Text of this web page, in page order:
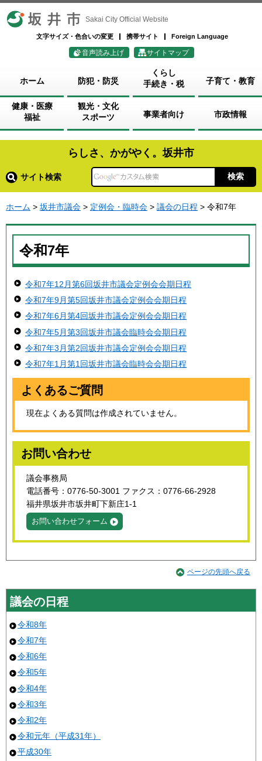
坂井市 Sakai City Official Website
文字サイズ・色合いの変更 携帯サイト Foreign Language
音声読み上げ サイトマップ
ホーム 防犯・防災
くらし
手続き・税
子育て・教育
健康・医療
福祉
観光・文化
スポーツ
事業者向け 市政情報
らしさ、かがやく。坂井市
サイト検索
ホーム > 坂井市議会 > 定例会・臨時会 > 議会の日程 > 令和7年
令和7年
令和7年12月第6回坂井市議会定例会会期日程
令和7年9月第5回坂井市議会定例会会期日程
令和7年6月第4回坂井市議会定例会会期日程
令和7年5月第3回坂井市議会臨時会会期日程
令和7年3月第2回坂井市議会定例会会期日程
令和7年1月第1回坂井市議会臨時会会期日程
よくあるご質問
現在よくある質問は作成されていません。
お問い合わせ
議会事務局
電話番号：0776-50-3001 ファクス：0776-66-2928
福井県坂井市坂井町下新庄1-1
お問い合わせフォーム
ページの先頭へ戻る
議会の日程
令和8年
令和7年
令和6年
令和5年
令和4年
令和3年
令和2年
令和元年（平成31年）
平成30年